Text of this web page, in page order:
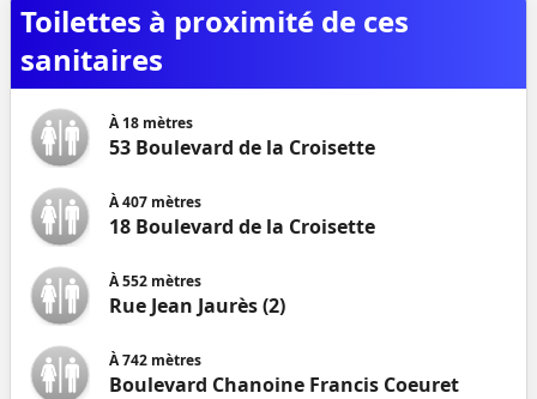
Toilettes à proximité de ces
sanitaires
À18 mètres
53 Boulevard de la Croisette
À407 mètres
18 Boulevard de la Croisette
À552 mètres
Rue Jean Jaurès (2)
À742 mètres
Boulevard Chanoine Francis Coeuret